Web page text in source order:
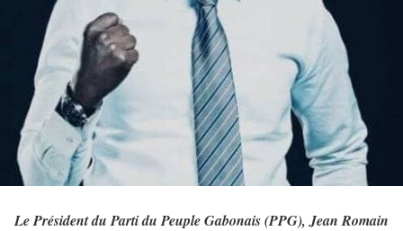
Le Président du Parti du Peuple Gabonais (PPG), Jean Romain